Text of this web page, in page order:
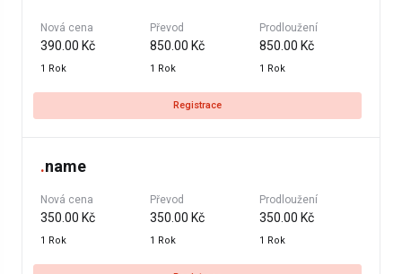
Nová cena
390.00 Kč
1 Rok
Převod
850.00 Kč
1 Rok
Prodloužení
850.00 Kč
1 Rok
Registrace
.name
Nová cena
350.00 Kč
1 Rok
Převod
350.00 Kč
1 Rok
Prodloužení
350.00 Kč
1 Rok